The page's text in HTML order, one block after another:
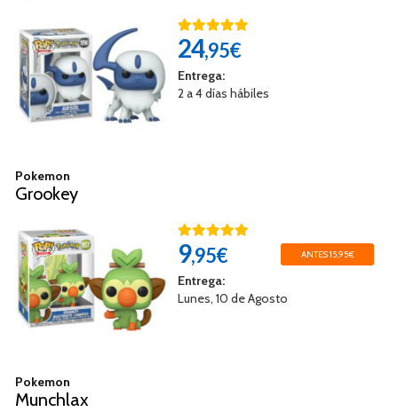
24,95€
Entrega:
2 a 4 días hábiles
Pokemon
Grookey
9,95€ ANTES 15,95€
Entrega:
Lunes, 10 de Agosto
Pokemon
Munchlax